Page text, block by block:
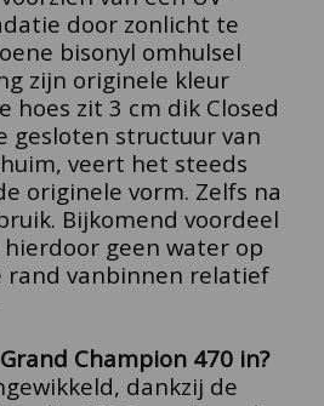
door zonlicht te
bisonyl omhulsel
zijn originele kleur
hoes zit 3 cm dik Closed
gesloten structuur van
veert het steeds
originele vorm. Zelfs na
Bijkomend voordeel
geen water op
rand vanbinnen relatief
Champion 470 in?
dankzij de